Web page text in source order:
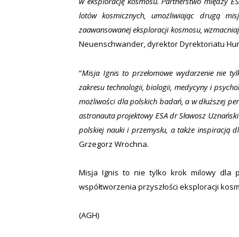
lotów kosmicznych, umożliwiając drugą
zaawansowanej eksploracji kosmosu,
Neuenschwander, dyrektor Dyrektoriatu
“Misja Ignis to przełomowe wydarzenie nie
zakresu technologii, biologii, medycyny i
możliwości dla polskich badań, a w dłuższej
astronauta projektowy ESA dr Sławosz
polskiej nauki i przemysłu, a także inspiracją
Grzegorz Wrochna.
Misja Ignis to nie tylko krok milowy dla
współtworzenia przyszłości eksploracji
(AGH)